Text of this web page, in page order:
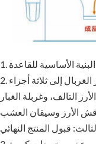
الأساسية للقاعدة
التالف، وغربلة الغبار
الأرز وسيقان العشب